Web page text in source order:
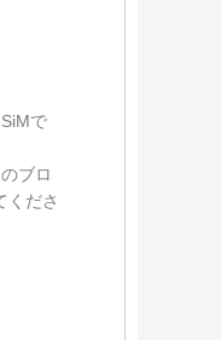
で
ブロ
くださ